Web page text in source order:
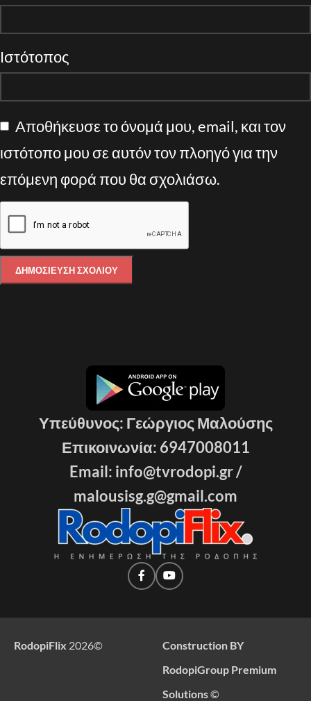
Ιστότοπος
Αποθήκευσε το όνομά μου, email, και τον
ιστότοπο μου σε αυτόν τον πλοηγό για την
επόμενη φορά που θα σχολιάσω.
Υπεύθυνος: Γεώργιος Μαλούσης
Επικοινωνία: 6947008011
Email: info@tvrodopi.gr /
malousisg.g@gmail.com
RodopiFlix 2026©
Construction BY
RodopiGroup Premium
Solutions©